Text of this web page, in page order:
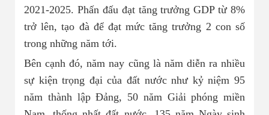
2021-2025. Phấn đấu đạt tăng trưởng GDP từ 8%
trở lên, tạo đà để đạt mức tăng trưởng 2 con số
trong những năm tới.
Bên cạnh đó, năm nay cũng là năm diễn ra nhiều
sự kiện trọng đại của đất nước như kỷ niệm 95
năm thành lập Đảng, 50 năm Giải phóng miền